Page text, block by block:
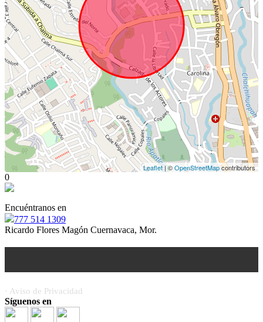
Leaflet| ©OpenStreetMapcontributors
0
Encuéntranos en
777 514 1309
Ricardo Flores Magón Cuernavaca, Mor.
· Aviso de Privacidad
Síguenos en